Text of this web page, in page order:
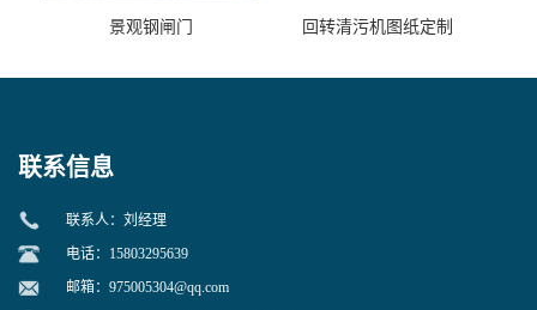
景观钢闸门 回转清污机图纸定制
联系信息
联系人：刘经理
电话：15803295639
邮箱： 975005304@qq.com